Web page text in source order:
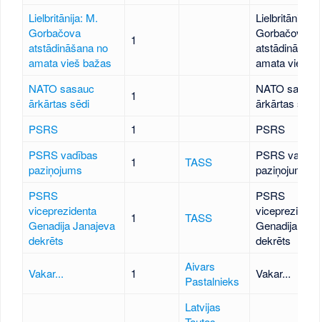
Lielbritānija: M.
Gorbačova
atstādināšana no
amata vieš bažas
1
Lielbritānija:
Gorbačova
amata vieš
NATO sasauc
ārkārtas sēdi
1
NATO
ārkārtas sēdi
PSRS
1
PSRS
PSRS vadības
paziņojums
1 TASS
PSRS
paziņojums
PSRS
viceprezidenta
Genadija Janajeva
dekrēts
1 TASS
PSRS
Genadija
dekrēts
Vakar... 1
Aivars
Pastalnieks
Vakar...
Latvijas